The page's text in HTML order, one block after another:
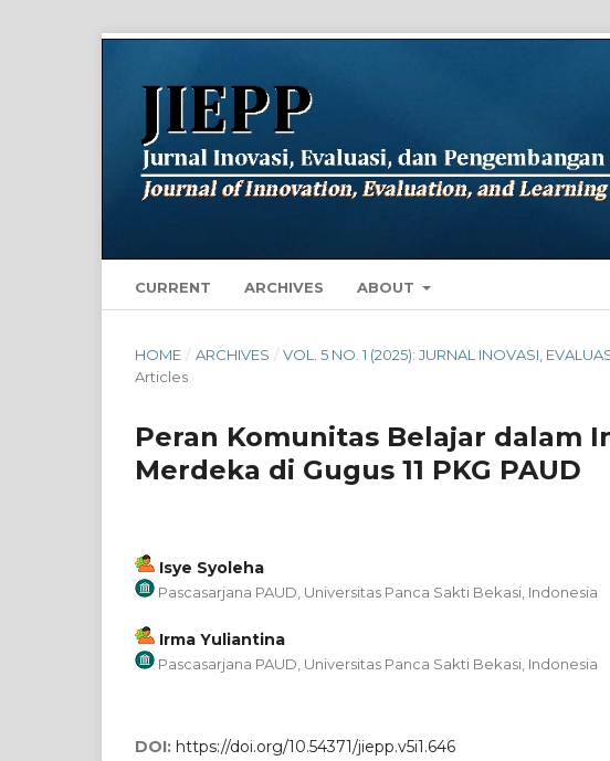
CURRENT ARCHIVES ABOUT
HOME / ARCHIVES / VOL. 5 NO. 1 (2025): JURNAL INOVASI,
Articles
Peran Komunitas Belajar dalam
Merdeka di Gugus 11 PKG PAUD
Isye Syoleha
Pascasarjana PAUD, Universitas Panca Sakti Bekasi, Indonesia
Irma Yuliantina
Pascasarjana PAUD, Universitas Panca Sakti Bekasi, Indonesia
DOI: https://doi.org/10.54371/jiepp.v5i1.646